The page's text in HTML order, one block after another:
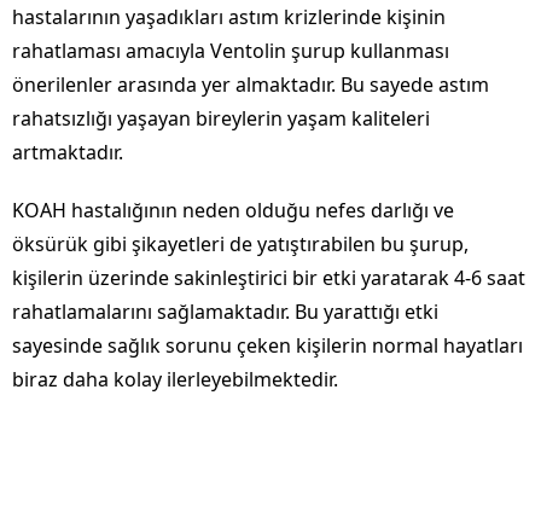
hastalarının yaşadıkları astım krizlerinde kişinin
rahatlaması amacıyla Ventolin şurup kullanması
önerilenler arasında yer almaktadır. Bu sayede astım
rahatsızlığı yaşayan bireylerin yaşam kaliteleri
artmaktadır.
KOAH hastalığının neden olduğu nefes darlığı ve
öksürük gibi şikayetleri de yatıştırabilen bu şurup,
kişilerin üzerinde sakinleştirici bir etki yaratarak 4-6 saat
rahatlamalarını sağlamaktadır. Bu yarattığı etki
sayesinde sağlık sorunu çeken kişilerin normal hayatları
biraz daha kolay ilerleyebilmektedir.